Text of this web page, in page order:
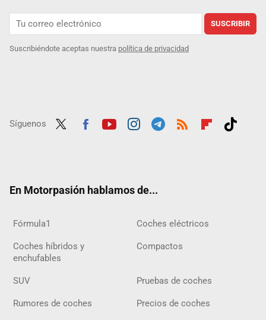
SUSCRIBIR
Suscribiéndote aceptas nuestra política de privacidad
Síguenos
En Motorpasión hablamos de...
Fórmula1 Coches eléctricos
Coches híbridos y
enchufables
Compactos
SUV Pruebas de coches
Rumores de coches Precios de coches